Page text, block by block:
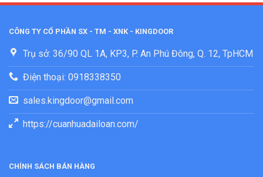
CÔNG TY CỔ PHẦN SX - TM - XNK - KINGDOOR
Trụ sở: 36/90 QL 1A, KP3, P. An Phú Đông, Q. 12, TpHCM
Điện thoại: 0918338350
sales.kingdoor@gmail.com
https://cuanhuadailoan.com/
CHÍNH SÁCH BÁN HÀNG